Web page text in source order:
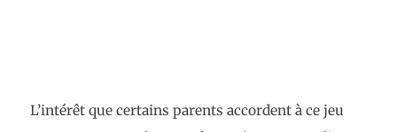
L’intérêt que certains parents accordent à ce jeu